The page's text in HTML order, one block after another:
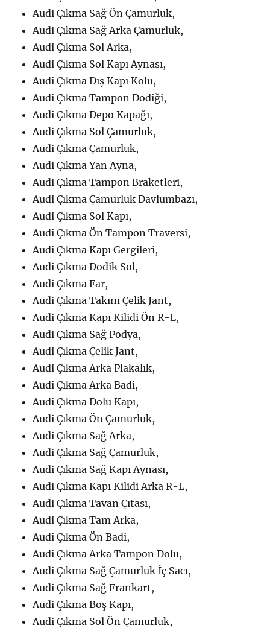
Audi Çıkma Sağ Ön Çamurluk,
Audi Çıkma Sağ Arka Çamurluk,
Audi Çıkma Sol Arka,
Audi Çıkma Sol Kapı Aynası,
Audi Çıkma Dış Kapı Kolu,
Audi Çıkma Tampon Dodiği,
Audi Çıkma Depo Kapağı,
Audi Çıkma Sol Çamurluk,
Audi Çıkma Çamurluk,
Audi Çıkma Yan Ayna,
Audi Çıkma Tampon Braketleri,
Audi Çıkma Çamurluk Davlumbazı,
Audi Çıkma Sol Kapı,
Audi Çıkma Ön Tampon Traversi,
Audi Çıkma Kapı Gergileri,
Audi Çıkma Dodik Sol,
Audi Çıkma Far,
Audi Çıkma Takım Çelik Jant,
Audi Çıkma Kapı Kilidi Ön R-L,
Audi Çıkma Sağ Podya,
Audi Çıkma Çelik Jant,
Audi Çıkma Arka Plakalık,
Audi Çıkma Arka Badi,
Audi Çıkma Dolu Kapı,
Audi Çıkma Ön Çamurluk,
Audi Çıkma Sağ Arka,
Audi Çıkma Sağ Çamurluk,
Audi Çıkma Sağ Kapı Aynası,
Audi Çıkma Kapı Kilidi Arka R-L,
Audi Çıkma Tavan Çıtası,
Audi Çıkma Tam Arka,
Audi Çıkma Ön Badi,
Audi Çıkma Arka Tampon Dolu,
Audi Çıkma Sağ Çamurluk İç Sacı,
Audi Çıkma Sağ Frankart,
Audi Çıkma Boş Kapı,
Audi Çıkma Sol Ön Çamurluk,